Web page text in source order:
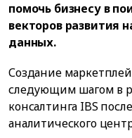
помочь бизнесу в
векторов развития
данных.
Создание
следующим шагом в
консалтинга IBS
аналитического